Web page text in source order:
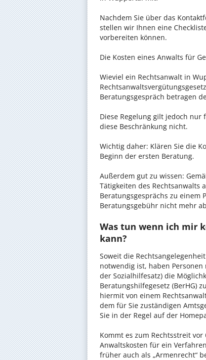
Nachdem Sie über das
stellen wir Ihnen eine
vorbereiten können.
Die Kosten eines Anwalts für
Wieviel ein Rechtsanwalt in
Beratungsgespräch betragen
Diese Regelung gilt jedoch
diese Beschränkung nicht.
Wichtig daher: Klären Sie die
Beginn der ersten Beratung.
Außerdem gut zu wissen:
Tätigkeiten des Rechtsanwalts
Beratungsgesprächs zu einem
Beratungsgebühr nicht mehr
Was tun wenn ich mir
kann?
Soweit die
notwendig ist, haben
der Sozialhilfesatz) die
Beratungshilfegesetz (BerHG)
hiermit von einem
dem für Sie zuständigen
Sie in der Regel auf der
Kommt es zum Rechtsstreit
Anwaltskosten für ein
früher auch als „Armenrecht“